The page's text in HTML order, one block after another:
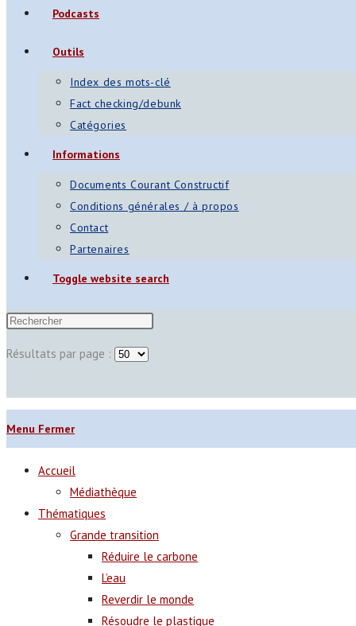
Podcasts
Outils
Index des mots-clé
Fact checking/debunk
Catégories
Informations
Documents Courant Constructif
Conditions générales / à propos
Contact
Partenaires
Toggle website search
Résultats par page :
Menu Fermer
Accueil
Médiathèque
Thématiques
Grande transition
Réduire le carbone
L’eau
Reverdir le monde
Résoudre le plastique